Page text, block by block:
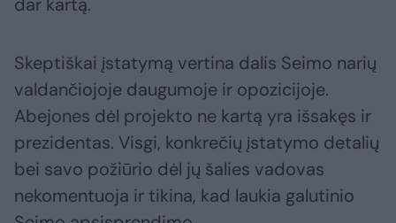
Skeptiškai įstatymą vertina dalis Seimo narių
valdančiojoje daugumoje ir opozicijoje.
Abejones dėl projekto ne kartą yra išsakęs ir
prezidentas. Visgi, konkrečių įstatymo detalių
bei savo požiūrio dėl jų šalies vadovas
nekomentuoja ir tikina, kad laukia galutinio